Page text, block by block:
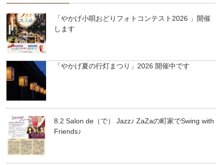
「やかげ小唄おどりフォトコンテスト2026 」開催
します
「やかげ夏の行灯まつり」2026 開催中です
8.2 Salon de（で） Jazz♪ ZaZaの町家でSwing with
Friends♪